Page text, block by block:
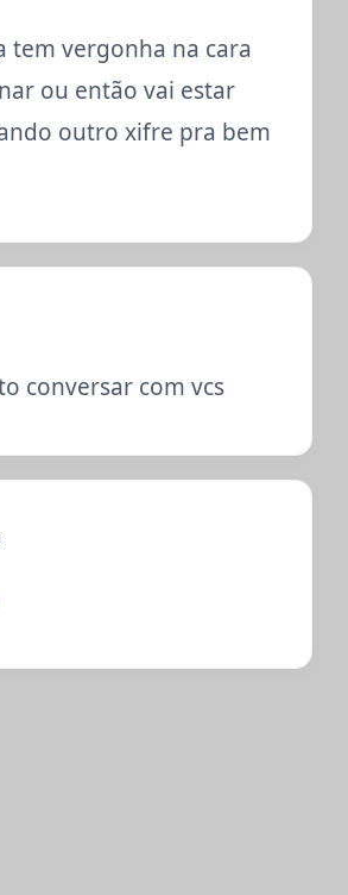
tem vergonha na cara
ou então vai estar
outro xifre pra bem
conversar com vcs